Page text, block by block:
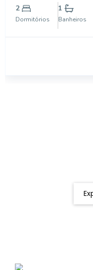
árvores frutíferas e
ambientes e forro de
2
Dormitórios
1
Banheiros